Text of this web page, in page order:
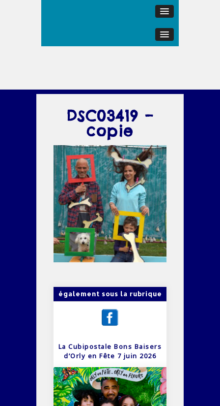
DSC03419 –
copie
également sous la rubrique
La Cubipostale Bons Baisers
d’Orly en Fête 7 juin 2026